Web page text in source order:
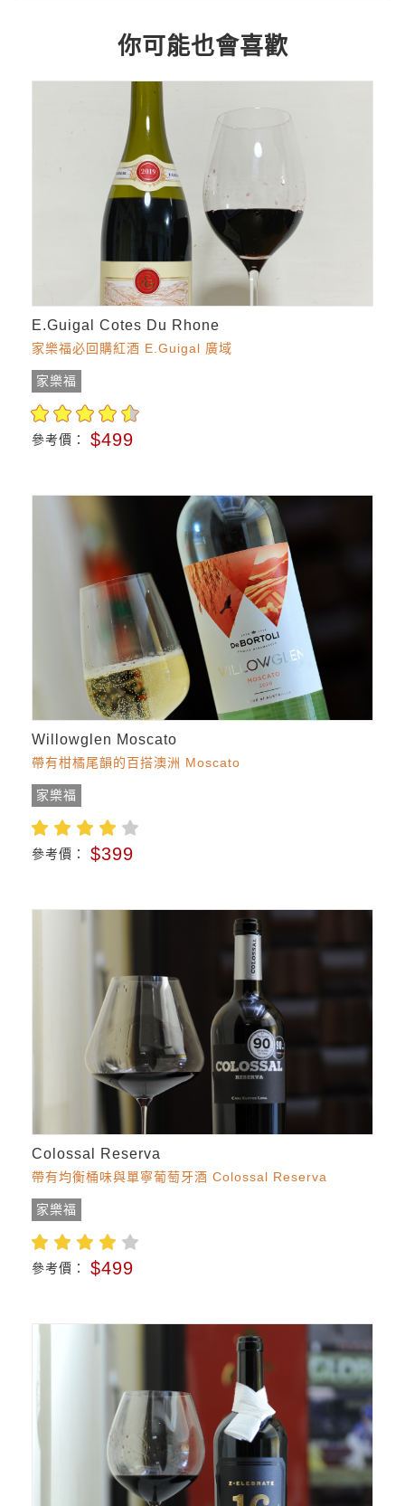
你可能也會喜歡
E.Guigal Cotes Du Rhone
家樂福必回購紅酒 E.Guigal 廣域
家樂福
參考價： $499
Willowglen Moscato
帶有柑橘尾韻的百搭澳洲 Moscato
家樂福
參考價： $399
Colossal Reserva
帶有均衡桶味與單寧葡萄牙酒 Colossal Reserva
家樂福
參考價： $499